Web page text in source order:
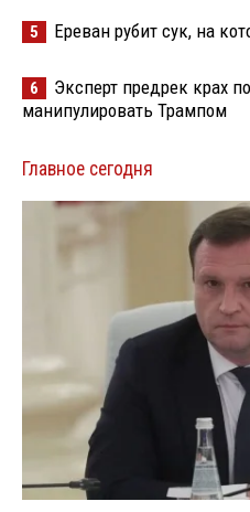
5 Ереван рубит сук, на
6
Эксперт предрек крах
манипулировать Трампом
Главное сегодня